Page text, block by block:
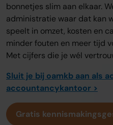
bonnetjes slim aan elkaar.
administratie waar dat kan
speelt in omzet, kosten en
minder fouten en meer tijd
Met cijfers die je wél
Sluit je bij oamkb aan als
accountancykantoor >
Gratis